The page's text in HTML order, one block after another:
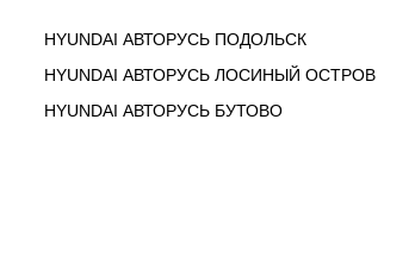
HYUNDAI АВТОРУСЬ ПОДОЛЬСК
HYUNDAI АВТОРУСЬ ЛОСИНЫЙ ОСТРОВ
HYUNDAI АВТОРУСЬ БУТОВО